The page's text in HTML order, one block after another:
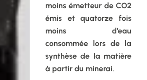
moins émetteur de CO2
émis et quatorze fois
moins d’eau
consommée lors de la
synthèse de la matière
à partir du minerai.